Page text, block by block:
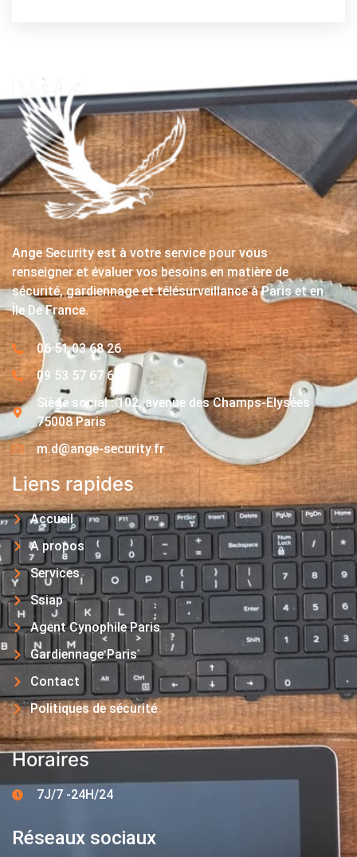
Ange Security est à votre service pour vous
renseigner et évaluer vos besoins en matière de
sécurité, gardiennage et télésurveillance à Paris et en
Île De France.
06 51 03 68 26
09 53 57 67 63
Siège social : 102, avenue des Champs-Elysées
75008 Paris
m.d@ange-security.fr
Liens rapides
Accueil
A propos
Services
Ssiap
Agent Cynophile Paris
Gardiennage Paris
Contact
Politiques de sécurité
Horaires
7J/7 -24H/24
Réseaux sociaux